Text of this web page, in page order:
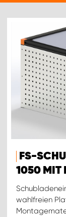
FS-
1050 MIT
wahlfreien